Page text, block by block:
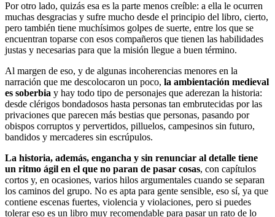
Por otro lado, quizás esa es la parte menos creíble: a ella le ocurren
muchas desgracias y sufre mucho desde el principio del libro, cierto,
pero también tiene muchísimos golpes de suerte, entre los que se
encuentran toparse con esos compañeros que tienen las habilidades
justas y necesarias para que la misión llegue a buen término.
Al margen de eso, y de algunas incoherencias menores en la
narración que me descolocaron un poco, la ambientación medieval
es soberbia y hay todo tipo de personajes que aderezan la historia:
desde clérigos bondadosos hasta personas tan embrutecidas por las
privaciones que parecen más bestias que personas, pasando por
obispos corruptos y pervertidos, pilluelos, campesinos sin futuro,
bandidos y mercaderes sin escrúpulos.
La historia, además, engancha y sin renunciar al detalle tiene
un ritmo ágil en el que no paran de pasar cosas, con capítulos
cortos y, en ocasiones, varios hilos argumentales cuando se separan
los caminos del grupo. No es apta para gente sensible, eso sí, ya que
contiene escenas fuertes, violencia y violaciones, pero si puedes
tolerar eso es un libro muy recomendable para pasar un rato de lo